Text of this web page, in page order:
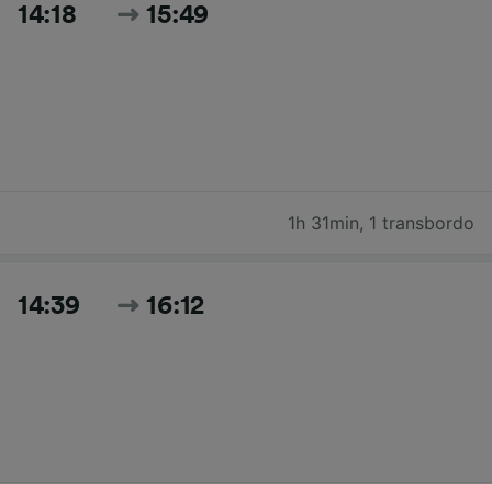
14:18 15:49
1h 31min, 1 transbordo
14:39 16:12